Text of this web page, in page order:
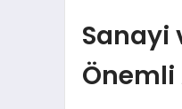
Sanayi
Önemli